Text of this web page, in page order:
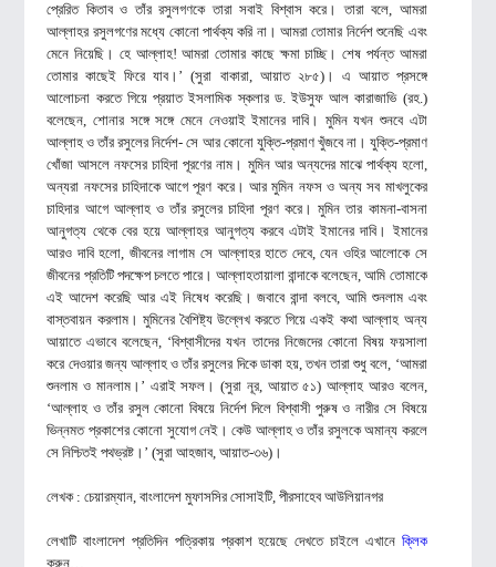
প্রেরিত কিতাব ও তাঁর রসুলগণকে তারা সবাই বিশ্বাস করে। তারা বলে, আমরা
আল্লাহর রসুলগণের মধ্যে কোনো পার্থক্য করি না। আমরা তোমার নির্দেশ শুনেছি এবং
মেনে নিয়েছি। হে আল্লাহ! আমরা তোমার কাছে ক্ষমা চাচ্ছি। শেষ পর্যন্ত আমরা
তোমার কাছেই ফিরে যাব।’ (সুরা বাকারা, আয়াত ২৮৫)। এ আয়াত প্রসঙ্গে
আলোচনা করতে গিয়ে প্রয়াত ইসলামিক স্কলার ড. ইউসুফ আল কারাজাভি (রহ.)
বলেছেন, শোনার সঙ্গে সঙ্গে মেনে নেওয়াই ইমানের দাবি। মুমিন যখন শুনবে এটা
আল্লাহ ও তাঁর রসুলের নির্দেশ- সে আর কোনো যুক্তি-প্রমাণ খুঁজবে না। যুক্তি-প্রমাণ
খোঁজা আসলে নফসের চাহিদা পূরণের নাম। মুমিন আর অন্যদের মাঝে পার্থক্য হলো,
অন্যরা নফসের চাহিদাকে আগে পূরণ করে। আর মুমিন নফস ও অন্য সব মাখলুকের
চাহিদার আগে আল্লাহ ও তাঁর রসুলের চাহিদা পূরণ করে। মুমিন তার কামনা-বাসনা
আনুগত্য থেকে বের হয়ে আল্লাহর আনুগত্য করবে এটাই ইমানের দাবি। ইমানের
আরও দাবি হলো, জীবনের লাগাম সে আল্লাহর হাতে দেবে, যেন ওহির আলোকে সে
জীবনের প্রতিটি পদক্ষেপ চলতে পারে। আল্লাহতায়ালা বান্দাকে বলেছেন, আমি তোমাকে
এই আদেশ করেছি আর এই নিষেধ করেছি। জবাবে বান্দা বলবে, আমি শুনলাম এবং
বাস্তবায়ন করলাম। মুমিনের বৈশিষ্ট্য উল্লেখ করতে গিয়ে একই কথা আল্লাহ অন্য
আয়াতে এভাবে বলেছেন, ‘বিশ্বাসীদের যখন তাদের নিজেদের কোনো বিষয় ফয়সালা
করে দেওয়ার জন্য আল্লাহ ও তাঁর রসুলের দিকে ডাকা হয়, তখন তারা শুধু বলে, ‘আমরা
শুনলাম ও মানলাম।’ এরাই সফল। (সুরা নূর, আয়াত ৫১) আল্লাহ আরও বলেন,
‘আল্লাহ ও তাঁর রসুল কোনো বিষয়ে নির্দেশ দিলে বিশ্বাসী পুরুষ ও নারীর সে বিষয়ে
ভিন্নমত প্রকাশের কোনো সুযোগ নেই। কেউ আল্লাহ ও তাঁর রসুলকে অমান্য করলে
সে নিশ্চিতই পথভ্রষ্ট।’ (সুরা আহজাব, আয়াত-৩৬)।
লেখক : চেয়ারম্যান, বাংলাদেশ মুফাসসির সোসাইটি, পীরসাহেব আউলিয়ানগর
লেখাটি বাংলাদেশ প্রতিদিন পত্রিকায় প্রকাশ হয়েছে দেখতে চাইলে এখানে ক্লিক
করুন…